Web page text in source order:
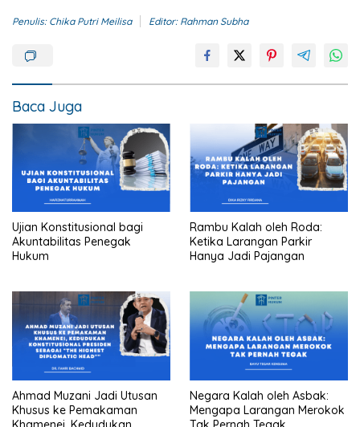
Penulis: Chika Putri Meilisa Editor: Rahman Subha
Baca Juga
Ujian Konstitusional bagi
Akuntabilitas Penegak
Hukum
Rambu Kalah oleh Roda:
Ketika Larangan Parkir
Hanya Jadi Pajangan
Ahmad Muzani Jadi Utusan
Khusus ke Pemakaman
Negara Kalah oleh Asbak:
Mengapa Larangan Merokok